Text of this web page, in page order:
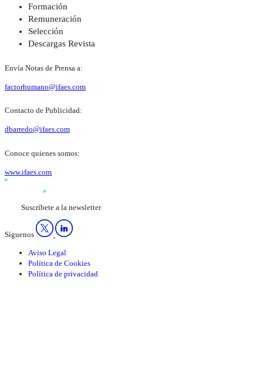
Formación
Remuneración
Selección
Descargas Revista
Envía Notas de Prensa a:
factorhumano@ifaes.com
Contacto de Publicidad:
dbarredo@ifaes.com
Conoce quienes somos:
www.ifaes.com
Suscríbete a la newsletter
Síguenos
Aviso Legal
Política de Cookies
Política de privacidad